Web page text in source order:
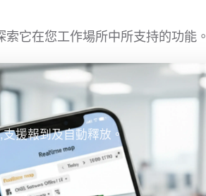
它在您工作場所中所支持的功能。
援報到及自動釋放。